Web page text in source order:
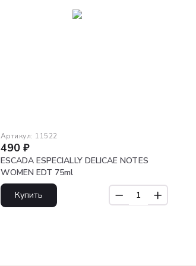
Артикул: 11522
490₽
ESCADA ESPECIALLY DELICAE NOTES
WOMEN EDT 75ml
Купить